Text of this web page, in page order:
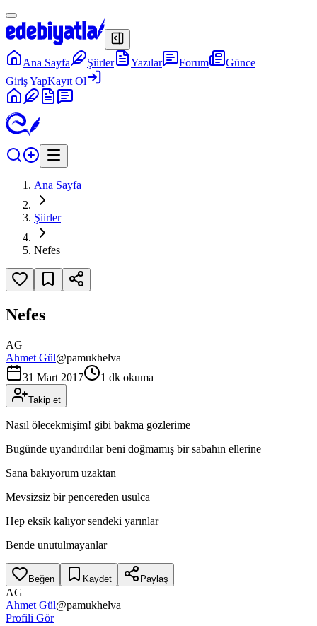
Ana Sayfa Şiirler Yazılar Forum
Günce
Giriş YapKayıt Ol
Ana Sayfa
Şiirler
Nefes
Nefes
AG
Ahmet Gül@pamukhelva
31 Mart 2017
1 dk okuma
Takip et
Nasıl ölecekmişim! gibi bakma gözlerime
Bugünde uyandırdılar beni doğmamış bir sabahın ellerine
Sana bakıyorum uzaktan
Mevsizsiz bir pencereden usulca
Hep eksik kalıyor sendeki yarınlar
Bende unutulmayanlar
Beğen Kaydet Paylaş
AG
Ahmet Gül@pamukhelva
Profili Gör